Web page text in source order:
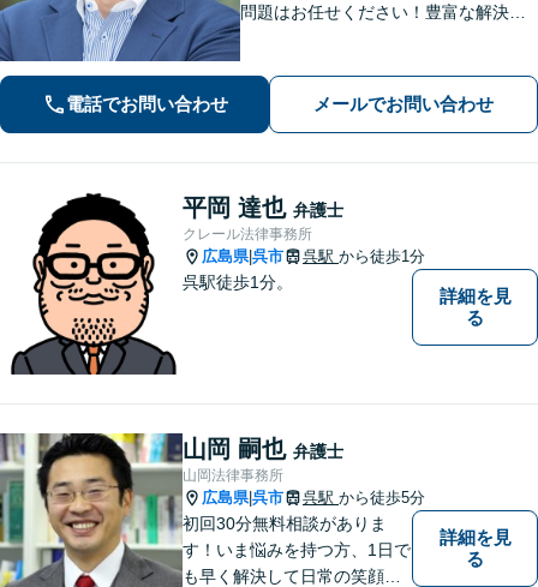
問題はお任せください！豊富な解決実
談】【完全個室相談】【休日・夜間対
応可】【本通駅5分】
電話でお問い合わせ メールでお問い合わせ
平岡 達也 弁護士
クレール法律事務所
広島県|呉市 呉駅 から徒歩1分
呉駅徒歩1分。
詳細を見
る
山岡 嗣也 弁護士
山岡法律事務所
広島県|呉市 呉駅 から徒歩5分
初回30分無料相談がありま
す！いま悩みを持つ方、1日で
も早く解決して日常の笑顔を
詳細を見
る